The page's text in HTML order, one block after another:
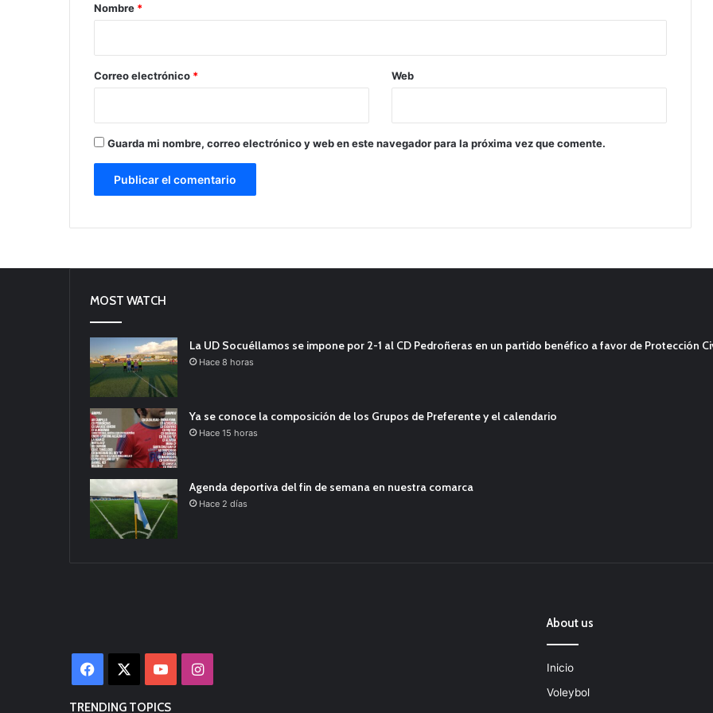
r
*
Nombre *
Correo electrónico * Web
Guarda mi nombre, correo electrónico y web en este navegador para la próxima vez que comente.
MOST WATCH
La UD Socuéllamos se impone por 2-1 al CD Pedroñeras en un partido benéfico a favor de Protección
Hace 8 horas
Ya se conoce la composición de los Grupos de Preferente y el calendario
Hace 15 horas
Agenda deportiva del fin de semana en nuestra comarca
Hace 2 días
Facebook YouTubeInstagram
TRENDING TOPICS
About us
Inicio
Voleybol